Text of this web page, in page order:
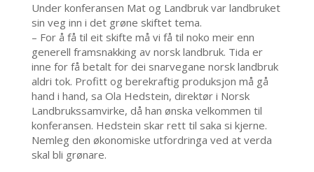
Under konferansen Mat og Landbruk var landbruket
sin veg inn i det grøne skiftet tema.
– For å få til eit skifte må vi få til noko meir enn
generell framsnakking av norsk landbruk. Tida er
inne for få betalt for dei snarvegane norsk landbruk
aldri tok. Profitt og berekraftig produksjon må gå
hand i hand, sa Ola Hedstein, direktør i Norsk
Landbrukssamvirke, då han ønska velkommen til
konferansen. Hedstein skar rett til saka si kjerne.
Nemleg den økonomiske utfordringa ved at verda
skal bli grønare.